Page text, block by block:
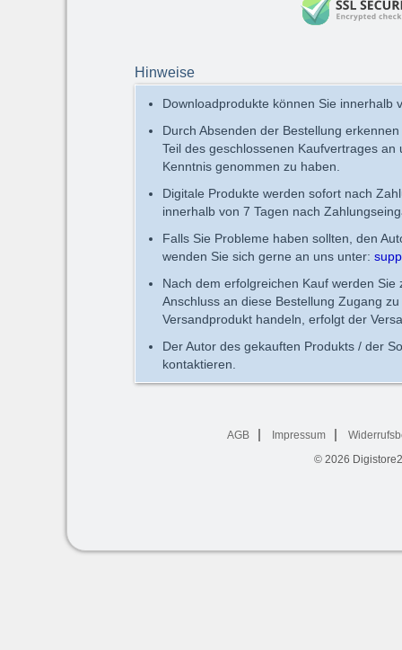
Hinweise
Downloadprodukte können Sie
Durch Absenden der Bestellung
Teil des geschlossenen Kaufvertrages
Kenntnis genommen zu haben.
Digitale Produkte werden sofort nach
innerhalb von 7 Tagen nach
Falls Sie Probleme haben sollten, den
wenden Sie sich gerne an uns unter:
Nach dem erfolgreichen Kauf werden
Anschluss an diese Bestellung Zugang
Versandprodukt handeln, erfolgt der
Der Autor des gekauften Produkts / der
kontaktieren.
AGB Impressum
© 2026